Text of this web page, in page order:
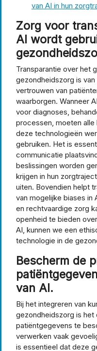
van AI in hun
Zorg voor
AI wordt
Transparantie over het
gezondheidszorg is
vertrouwen van
waarborgen. Wanneer
voor diagnoses,
processen, moeten
deze technologieën
gebruiken. Het is
communicatie
beslissingen worden
krijgen in hun
uiten. Bovendien helpt
van mogelijke biases in
en rechtvaardige zorg
openheid te bieden
AI, kunnen we een
technologie in de
Bescherm de
van AI.
Bij het integreren van
gezondheidszorg is het
patiëntgegevens te
verwerken vaak
is essentieel dat deze